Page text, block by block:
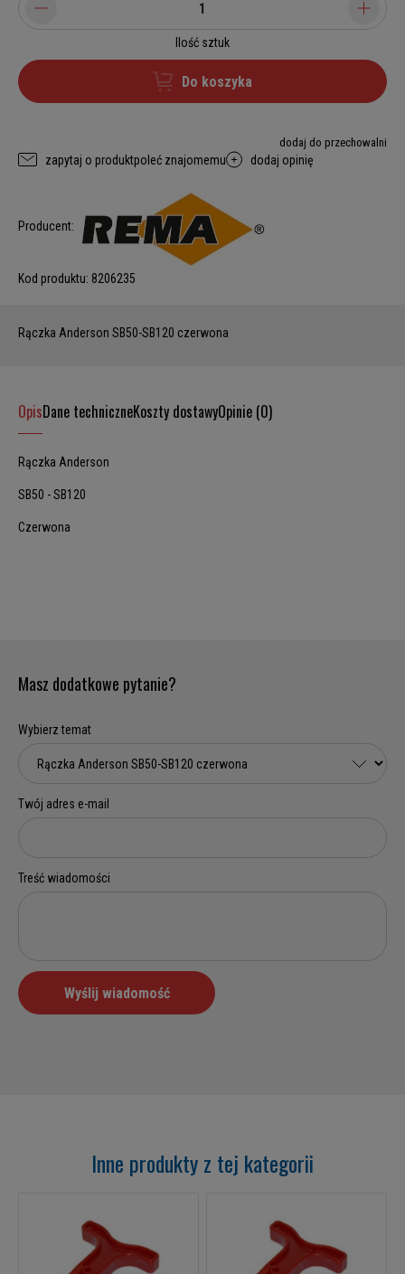
Ilość sztuk
Do koszyka
dodaj do przechowalni
zapytaj o produktpoleć znajomemu dodaj opinię
Producent:
Kod produktu: 8206235
Rączka Anderson SB50-SB120 czerwona
OpisDane techniczneKoszty dostawyOpinie (0)
Rączka Anderson
SB50 - SB120
Czerwona
Masz dodatkowe pytanie?
Inne produkty z tej kategorii